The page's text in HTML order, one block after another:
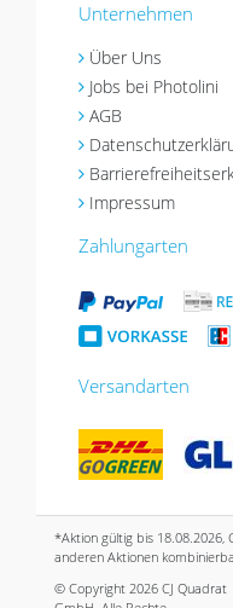
Unternehmen
Über Uns
Jobs bei Photolini
AGB
Impressum
Zahlungarten
Versandarten
*Aktion gültig bis 18.08.2026,
anderen Aktionen
© Copyright 2026 CJ Quadrat